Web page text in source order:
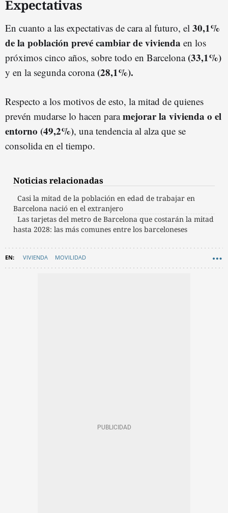
Expectativas
En cuanto a las expectativas de cara al futuro, el 30,1%
de la población prevé cambiar de vivienda en los
próximos cinco años, sobre todo en Barcelona(33,1%)
y en la segunda corona (28,1%).
Respecto a los motivos de esto, la mitad de quienes
prevén mudarse lo hacen paramejorar la vivienda o el
entorno (49,2%), una tendencia al alza que se
consolida en el tiempo.
Noticias relacionadas
Casi la mitad de la población en edad de trabajar en
Barcelona nació en el extranjero
Las tarjetas del metro de Barcelona que costarán la mitad
hasta 2028: las más comunes entre los barceloneses
VIVIENDA MOVILIDAD